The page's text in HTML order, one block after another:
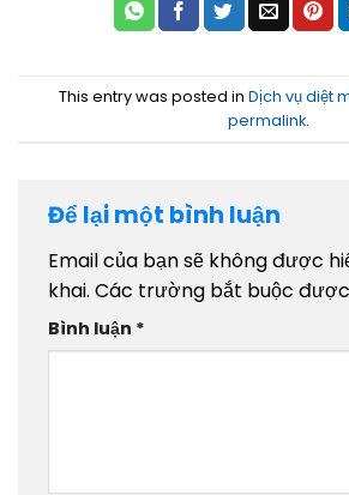
This entry was posted in Dịch vụ diệt
permalink.
Để lại một bình luận
Email của bạn sẽ không được
khai. Các trường bắt buộc
Bình luận *